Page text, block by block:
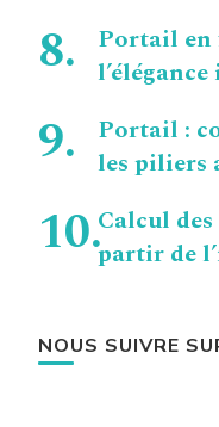
Portail en
Portail :
les piliers
Calcul
partir de
NOUS SUIVRE